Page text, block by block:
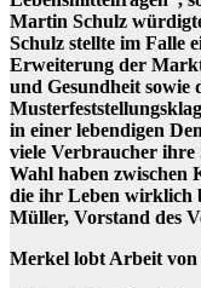
Martin Schulz
Schulz stellte im Falle
Erweiterung der
und Gesundheit
in einer lebendigen
viele Verbraucher ihre
Wahl haben zwischen
die ihr Leben wirklich
Müller, Vorstand des
Merkel lobt Arbeit